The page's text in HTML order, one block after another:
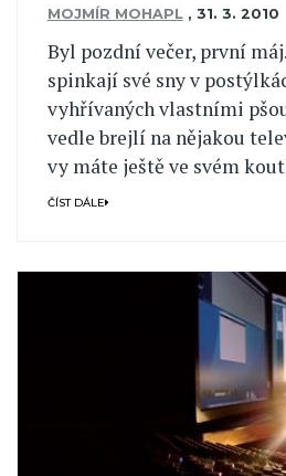
MOJMÍR MOHAPL , 31. 3. 2010
Byl pozdní večer, první
spinkají své sny v
vyhřívaných vlastními
vedle brejlí na nějakou
vy máte ještě ve svém
ČÍST DÁLE